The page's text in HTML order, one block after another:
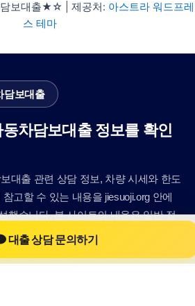
보대출★☆ | 제공처: 아스트라 워드프레
스 테마
담보대출
차담보대출 정보를 확인
대출 관련 상담 정보, 차량 시세와 한도
고할 수 있는 내용을 jiesuoji.org 안에
했습니다. 본 사이트의 내용은 일반 정
, 실제 가능 여부와 조건은 금융사 심사
대출 상담 문의하기